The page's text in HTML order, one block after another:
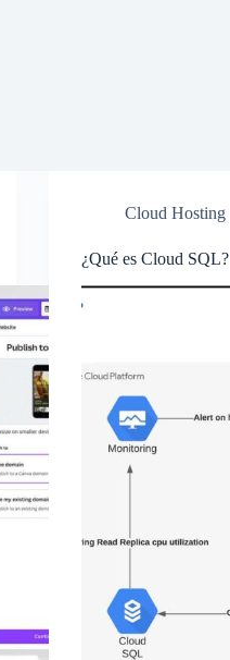
Cloud Hosting
¿Qué es Cloud SQL?